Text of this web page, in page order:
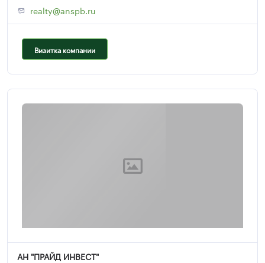
realty@anspb.ru
Визитка компании
АН "ПРАЙД ИНВЕСТ"